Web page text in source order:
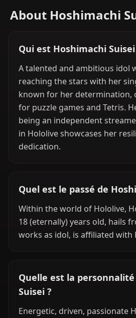
About Hoshimachi
Qui est Hoshimachi Suisei
A talented and ambitious idol
reaching the stars with her
known for her determination,
for puzzle games and Tetris.
being an independent
in Hololive showcases her
dedication.
Quel est le passé de
Within the world of Hololive,
18 (eternally) years old, hails
works as idol, is affiliated with
Quelle est la
Suisei ?
Energetic, driven, passionate